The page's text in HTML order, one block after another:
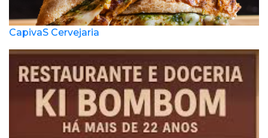
CapivaS Cervejaria